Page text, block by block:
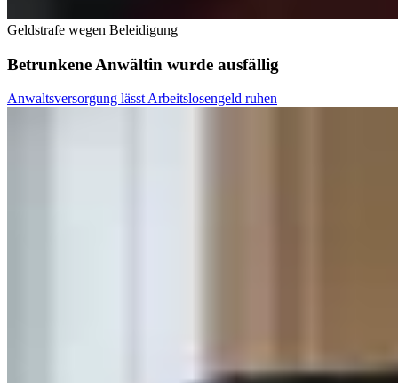
Geldstrafe wegen Beleidigung
Betrunkene Anwältin wurde ausfällig
Anwaltsversorgung lässt Arbeitslosengeld ruhen